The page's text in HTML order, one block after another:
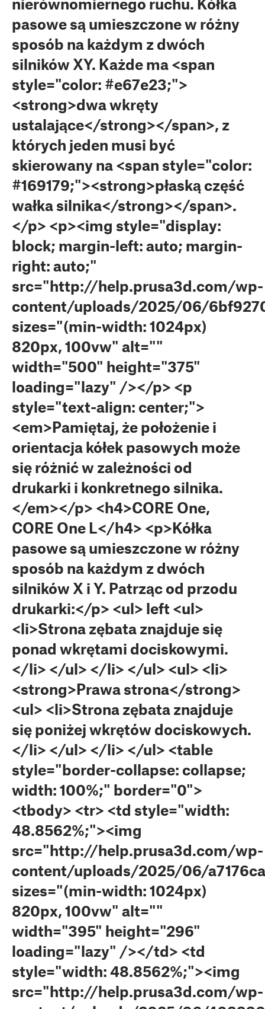
nierównomiernego ruchu. Kółka
pasowe są umieszczone w różny
sposób na każdym z dwóch
silników XY. Każde ma <span
style="color: #e67e23;">
<strong>dwa wkręty
ustalające</strong></span>, z
których jeden musi być
skierowany na <span style="color:
#169179;"><strong>płaską część
wałka silnika</strong></span>.
</p> <p><img style="display:
block; margin-left: auto; margin-
right: auto;"
src="http://help.prusa3d.com/wp-
content/uploads/2025/06/
sizes="(min-width: 1024px)
820px, 100vw" alt=""
width="500" height="375"
loading="lazy" /></p> <p
style="text-align: center;">
<em>Pamiętaj, że położenie i
orientacja kółek pasowych może
się różnić w zależności od
drukarki i konkretnego silnika.
</em></p> <h4>CORE One,
CORE One L</h4> <p>Kółka
pasowe są umieszczone w różny
sposób na każdym z dwóch
silników X i Y. Patrząc od przodu
drukarki:</p> <ul> left <ul>
<li>Strona zębata znajduje się
ponad wkrętami dociskowymi.
</li> </ul> </li> </ul> <ul> <li>
<strong>Prawa strona</strong>
<ul> <li>Strona zębata znajduje
się poniżej wkrętów dociskowych.
</li> </ul> </li> </ul> <table
style="border-collapse: collapse;
width: 100%;" border="0">
<tbody> <tr> <td style="width:
48.8562%;"><img
src="http://help.prusa3d.com/wp-
content/uploads/2025/06/
sizes="(min-width: 1024px)
820px, 100vw" alt=""
width="395" height="296"
loading="lazy" /></td> <td
style="width: 48.8562%;"><img
src="http://help.prusa3d.com/wp-